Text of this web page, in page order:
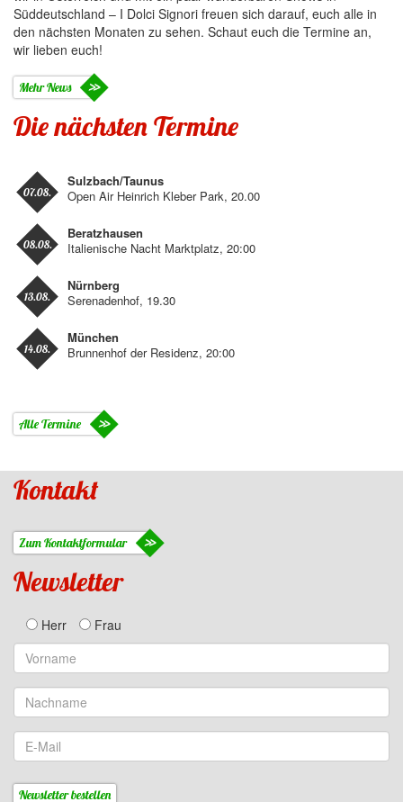
Süddeutschland – I Dolci Signori freuen sich darauf, euch alle in
den nächsten Monaten zu sehen. Schaut euch die Termine an,
wir lieben euch!
Mehr News
Die nächsten Termine
Sulzbach/Taunus
Open Air Heinrich Kleber Park, 20.00
07.08.
Beratzhausen
Italienische Nacht Marktplatz, 20:00
08.08.
Nürnberg
Serenadenhof, 19.30
13.08.
München
Brunnenhof der Residenz, 20:00
14.08.
Alle Termine
Kontakt
Zum Kontaktformular
Newsletter
Herr Frau